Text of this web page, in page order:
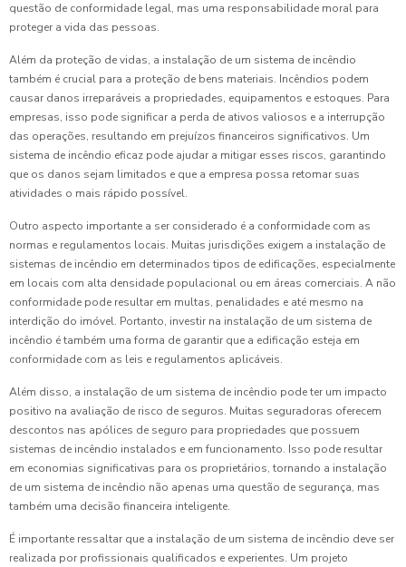
questão de conformidade legal, mas uma responsabilidade moral para
proteger a vida das pessoas.
Além da proteção de vidas, a instalação de um sistema de incêndio
também é crucial para a proteção de bens materiais. Incêndios podem
causar danos irreparáveis a propriedades, equipamentos e estoques. Para
empresas, isso pode significar a perda de ativos valiosos e a interrupção
das operações, resultando em prejuízos financeiros significativos. Um
sistema de incêndio eficaz pode ajudar a mitigar esses riscos, garantindo
que os danos sejam limitados e que a empresa possa retomar suas
atividades o mais rápido possível.
Outro aspecto importante a ser considerado é a conformidade com as
normas e regulamentos locais. Muitas jurisdições exigem a instalação de
sistemas de incêndio em determinados tipos de edificações, especialmente
em locais com alta densidade populacional ou em áreas comerciais. A não
conformidade pode resultar em multas, penalidades e até mesmo na
interdição do imóvel. Portanto, investir na instalação de um sistema de
incêndio é também uma forma de garantir que a edificação esteja em
conformidade com as leis e regulamentos aplicáveis.
Além disso, a instalação de um sistema de incêndio pode ter um impacto
positivo na avaliação de risco de seguros. Muitas seguradoras oferecem
descontos nas apólices de seguro para propriedades que possuem
sistemas de incêndio instalados e em funcionamento. Isso pode resultar
em economias significativas para os proprietários, tornando a instalação
de um sistema de incêndio não apenas uma questão de segurança, mas
também uma decisão financeira inteligente.
É importante ressaltar que a instalação de um sistema de incêndio deve ser
realizada por profissionais qualificados e experientes. Um projeto